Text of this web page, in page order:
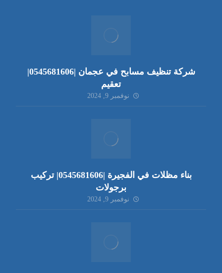
شركة تنظيف مسابح في عجمان |0545681606|
تعقيم
نوفمبر 9, 2024
بناء مظلات في الفجيرة |0545681606| تركيب
برجولات
نوفمبر 9, 2024